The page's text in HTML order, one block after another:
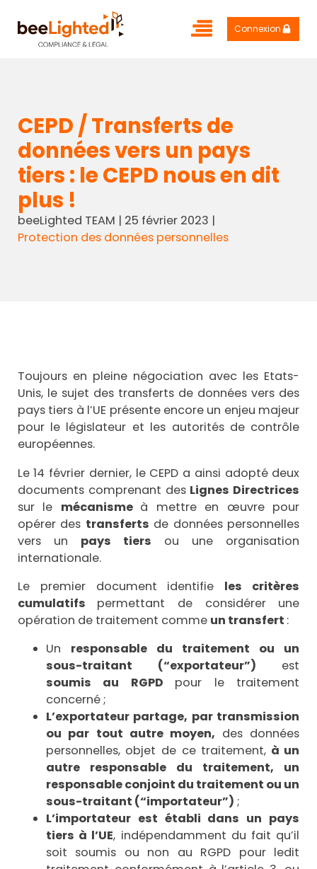
Connexion
CEPD / Transferts de
données vers un pays
tiers : le CEPD nous en dit
plus !
beeLighted TEAM | 25 février 2023 |
Protection des données personnelles
Toujours en pleine négociation avec les Etats-
Unis, le sujet des transferts de données vers des
pays tiers à l’UE présente encore un enjeu majeur
pour le législateur et les autorités de contrôle
européennes.
Le 14 février dernier, le CEPD a ainsi adopté deux
documents comprenant des Lignes Directrices
sur le mécanisme à mettre en œuvre pour
opérer des transferts de données personnelles
vers un pays tiers ou une organisation
internationale.
Le premier document identifie les critères
cumulatifs permettant de considérer une
opération de traitement comme un transfert :
Un responsable du traitement ou un
sous-traitant (“exportateur”) est
soumis au RGPD pour le traitement
concerné ;
L’exportateur partage, par transmission
ou par tout autre moyen, des données
personnelles, objet de ce traitement, à un
autre responsable du traitement, un
responsable conjoint du traitement ou un
sous-traitant (“importateur”) ;
L’importateur est établi dans un pays
tiers à l’UE, indépendamment du fait qu’il
soit soumis ou non au RGPD pour ledit